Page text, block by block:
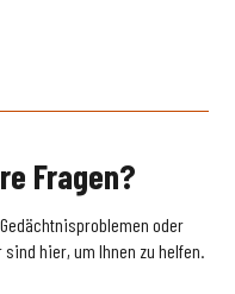
Fragen?
oder
hier, um Ihnen zu helfen.